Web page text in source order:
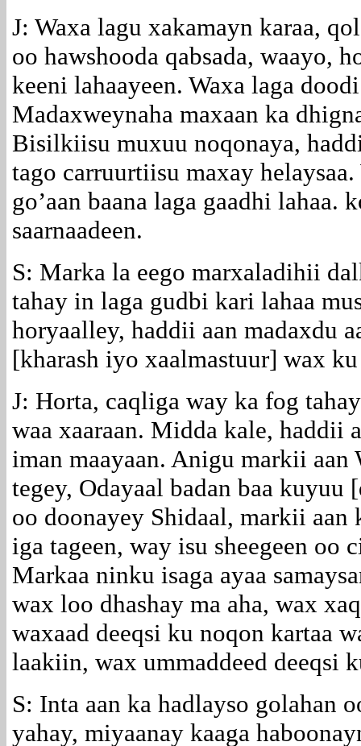
J: Waxa lagu xakamayn karaa,
oo hawshooda qabsada, waayo,
keeni lahaayeen. Waxa laga
Madaxweynaha maxaan ka
Bisilkiisu muxuu noqonaya,
tago carruurtiisu maxay
go’aan baana laga gaadhi lahaa.
saarnaadeen.
S: Marka la eego marxaladihii
tahay in laga gudbi kari lahaa
horyaalley, haddii aan madaxdu
[kharash iyo xaalmastuur] wax
J: Horta, caqliga way ka fog
waa xaaraan. Midda kale, haddii
iman maayaan. Anigu markii aan
tegey, Odayaal badan baa kuyuu
oo doonayey Shidaal, markii
iga tageen, way isu sheegeen oo
Markaa ninku isaga ayaa
wax loo dhashay ma aha, wax
waxaad deeqsi ku noqon kartaa
laakiin, wax ummaddeed deeqsi
S: Inta aan ka hadlayso golahan
yahay, miyaanay kaaga